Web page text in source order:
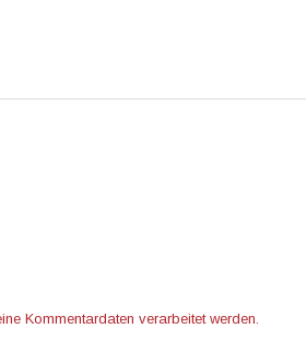
Kommentardaten verarbeitet werden.